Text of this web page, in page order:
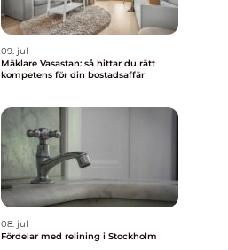
09. jul
Mäklare Vasastan: så hittar du rätt
kompetens för din bostadsaffär
08. jul
Fördelar med relining i Stockholm